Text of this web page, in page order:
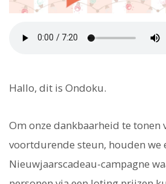
Hallo, dit is Ondoku.
Om onze dankbaarheid te tonen
voortdurende steun, houden we
Nieuwjaarscadeau-campagne